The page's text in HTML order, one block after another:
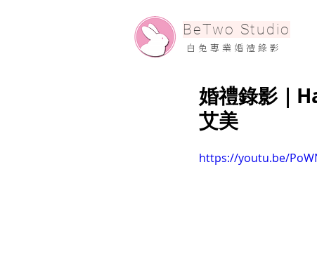
​BeTwo Studio
​白 兔 專 業 婚 禮 錄 影
婚禮錄影｜
艾美
https://youtu.be/